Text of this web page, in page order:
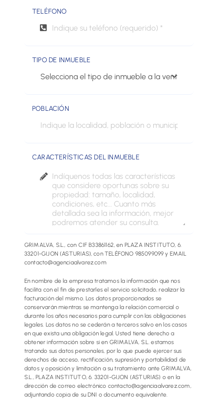
TELÉFONO
TIPO DE INMUEBLE
POBLACIÓN
CARACTERÍSTICAS DEL INMUEBLE
GRIMALVA, S.L., con CIF B33861162, en PLAZA INSTITUTO, 6.
33201-GIJON (ASTURIAS), con TELÉFONO 985099099 y EMAIL
contacto@agenciaalvarez.com
En nombre de la empresa tratamos la información que nos
facilita con el fin de prestarles el servicio solicitado, realizar la
facturación del mismo. Los datos proporcionados se
conservarán mientras se mantenga la relación comercial o
durante los años necesarios para cumplir con las obligaciones
legales. Los datos no se cederán a terceros salvo en los casos
en que exista una obligación legal. Usted tiene derecho a
obtener información sobre si en GRIMALVA, S.L. estamos
tratando sus datos personales, por lo que puede ejercer sus
derechos de acceso, rectificación, supresión y portabilidad de
datos y oposición y limitación a su tratamiento ante GRIMALVA,
S.L., PLAZA INSTITUTO, 6. 33201-GIJON (ASTURIAS) o en la
dirección de correo electrónico contacto@agenciaalvarez.com,
adjuntando copia de su DNI o documento equivalente.